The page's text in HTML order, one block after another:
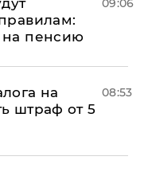
на пенсию
на
штраф от 5
08:53